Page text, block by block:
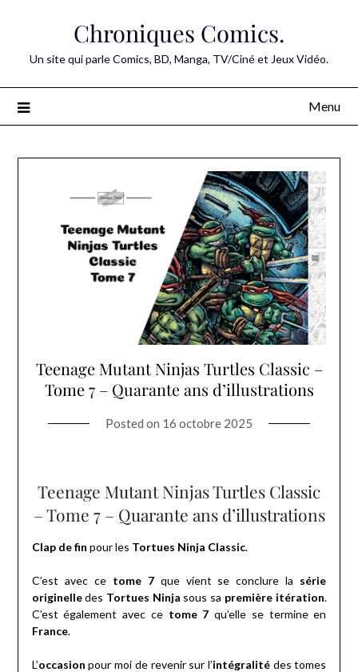
Chroniques Comics.
Un site qui parle Comics, BD, Manga, TV/Ciné et Jeux Vidéo.
Menu
Teenage Mutant Ninjas Turtles Classic –
Tome 7 – Quarante ans d’illustrations
Posted on 16 octobre 2025
Teenage Mutant Ninjas Turtles Classic
– Tome 7 – Quarante ans d’illustrations
Clap de fin pour les Tortues Ninja Classic.
C’est avec ce tome 7que vient se conclure la série
originelledes Tortues Ninja sous sa première itération.
C’est également avec ce tome 7 qu’elle se termine en
France.
L’occasion pour moi de revenir sur l’intégralitédes tomes